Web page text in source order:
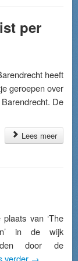
per
heeft
geroepen over
De
Lees meer
van ‘The
in de wijk
door de
verder →